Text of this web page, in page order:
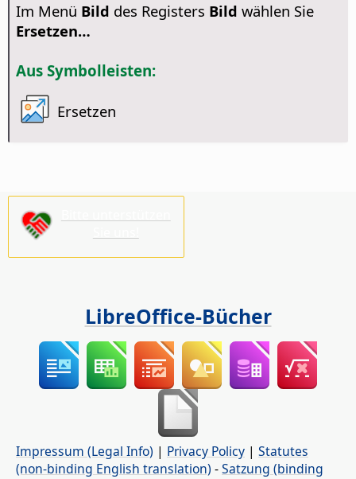
Im Menü Bild des Registers Bild wählen Sie
Ersetzen…
Aus Symbolleisten:
Ersetzen
LibreOffice-Bücher
Impressum (Legal Info) | Privacy Policy | Statutes
(non-binding English translation) -Satzung (binding